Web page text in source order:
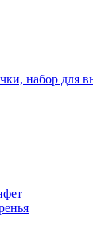
набор для